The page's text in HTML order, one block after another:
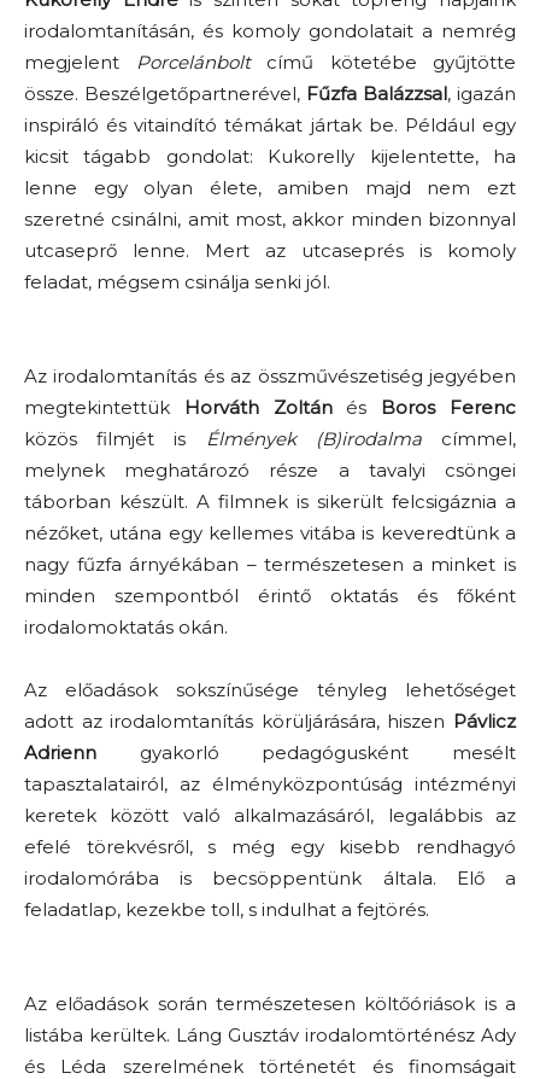
irodalomtanításán, és komoly gondolatait a nemrég
megjelent Porcelánboltcímű kötetébe gyűjtötte
össze. Beszélgetőpartnerével, Fűzfa Balázzsal, igazán
inspiráló és vitaindító témákat jártak be. Például egy
kicsit tágabb gondolat: Kukorelly kijelentette, ha
lenne egy olyan élete, amiben majd nem ezt
szeretné csinálni, amit most, akkor minden bizonnyal
utcaseprő lenne. Mert az utcaseprés is komoly
feladat, mégsem csinálja senki jól.
Az irodalomtanítás és az összművészetiség jegyében
megtekintettük Horváth Zoltánés Boros Ferenc
közös filmjét is Élmények (B)irodalmacímmel,
melynek meghatározó része a tavalyi csöngei
táborban készült. A filmnek is sikerült felcsigáznia a
nézőket, utána egy kellemes vitába is keveredtünk a
nagy fűzfa árnyékában – természetesen a minket is
minden szempontból érintő oktatás és főként
irodalomoktatás okán.
Az előadások sokszínűsége tényleg lehetőséget
adott az irodalomtanítás körüljárására, hiszen Pávlicz
Adrienn gyakorló pedagógusként mesélt
tapasztalatairól, az élményközpontúság intézményi
keretek között való alkalmazásáról, legalábbis az
efelé törekvésről, s még egy kisebb rendhagyó
irodalomórába is becsöppentünk általa. Elő a
feladatlap, kezekbe toll, s indulhat a fejtörés.
Az előadások során természetesen költőóriások is a
listába kerültek. Láng Gusztáv irodalomtörténész Ady
és Léda szerelmének történetét és finomságait